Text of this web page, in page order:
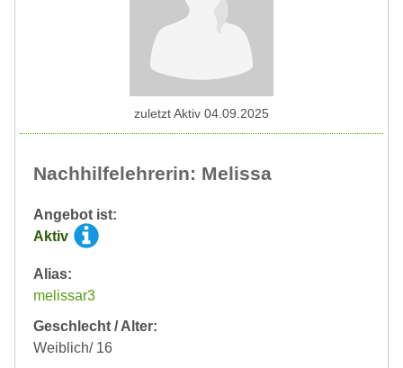
Nachhilfelehrerin: Melissa
Angebot ist:
Aktiv
Alias:
melissar3
Geschlecht / Alter:
Weiblich/ 16
zuletzt Aktiv 04.09.2025